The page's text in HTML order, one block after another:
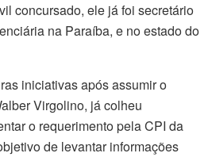
concursado, ele já foi secretário
na Paraíba, e no estado do
iniciativas após assumir o
Virgolino, já colheu
o requerimento pela CPI da
de levantar informações